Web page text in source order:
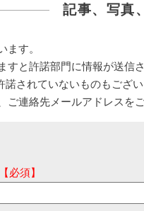
記事、写真
ます。
すと許諾部門に情報が送信
諾されていないものもござ
ご連絡先メールアドレスを
【必須】